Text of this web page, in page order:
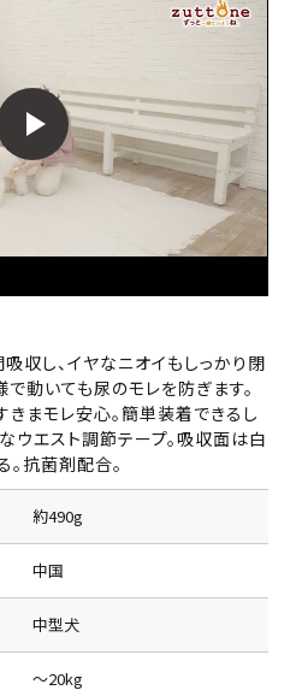
収し、イヤなニオイもしっかり閉
動いても尿のモレを防ぎます。
きまモレ安心。簡単装着できるし
ウエスト調節テープ。吸収面は白
。抗菌剤配合。
約490g
中国
中型犬
～20kg